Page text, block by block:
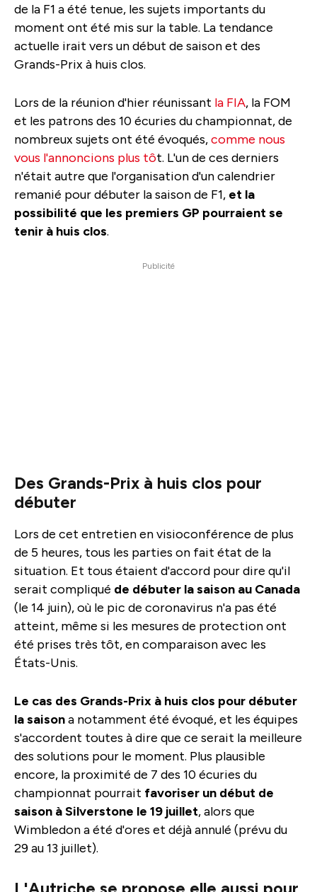
de la F1 a été tenue, les sujets importants du
moment ont été mis sur la table. La tendance
actuelle irait vers un début de saison et des
Grands-Prix à huis clos.
Lors de la réunion d'hier réunissant la FIA, la FOM
et les patrons des 10 écuries du championnat, de
nombreux sujets ont été évoqués,comme nous
vous l'annoncions plus tôt. L'un de ces derniers
n'était autre que l'organisation d'un calendrier
remanié pour débuter la saison de F1, et la
possibilité que les premiers GP pourraient se
tenir à huis clos.
Publicité
Des Grands-Prix à huis clos pour
débuter
Lors de cet entretien en visioconférence de plus
de 5 heures, tous les parties on fait état de la
situation. Et tous étaient d'accord pour dire qu'il
serait compliqué de débuter la saison au Canada
(le 14 juin), où le pic de coronavirus n'a pas été
atteint, même si les mesures de protection ont
été prises très tôt, en comparaison avec les
États-Unis.
Le cas des Grands-Prix à huis clos pour débuter
la saisona notamment été évoqué, et les équipes
s'accordent toutes à dire que ce serait la meilleure
des solutions pour le moment. Plus plausible
encore, la proximité de 7 des 10 écuries du
championnat pourrait favoriser un début de
saison à Silverstone le 19 juillet, alors que
Wimbledon a été d'ores et déjà annulé (prévu du
29 au 13 juillet).